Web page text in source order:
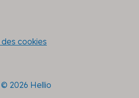
cookies
© 2026 Hellio